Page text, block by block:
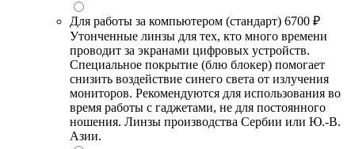
Для работы за компьютером (стандарт) 6700 ₽
Утонченные линзы для тех, кто много времени
проводит за экранами цифровых устройств.
Специальное покрытие (блю блокер) помогает
снизить воздействие синего света от излучения
мониторов. Рекомендуются для использования во
время работы с гаджетами, не для постоянного
ношения. Линзы производства Сербии или Ю.-В.
Азии.